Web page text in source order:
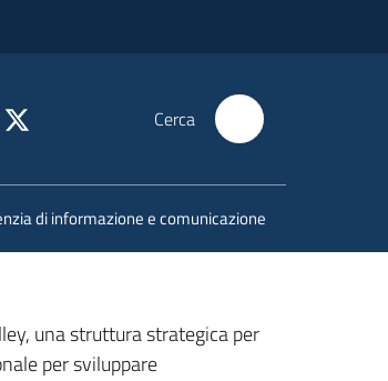
Cerca
di informazione e comunicazione
una struttura strategica per
per sviluppare